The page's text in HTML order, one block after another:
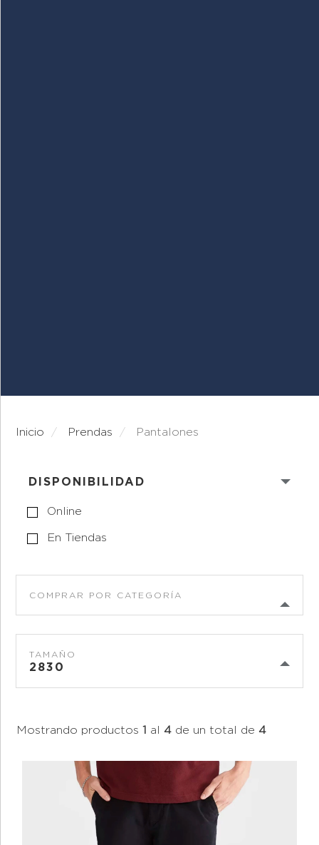
Inicio prendas pantalones
DISPONIBILIDAD
Online
En Tiendas
COMPRAR POR CATEGORÍA
TAMAÑO
2830
Mostrando productos1 al 4 de un total de 4